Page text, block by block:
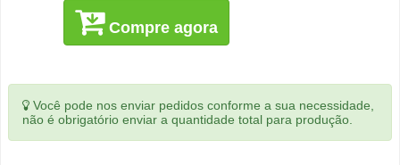
Compre agora
Você pode nos enviar pedidos conforme a sua necessidade,
não é obrigatório enviar a quantidade total para produção.